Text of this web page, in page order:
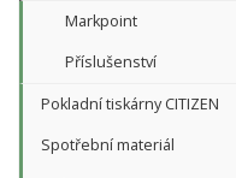
Markpoint
Příslušenství
Pokladní tiskárny CITIZEN
Spotřební materiál